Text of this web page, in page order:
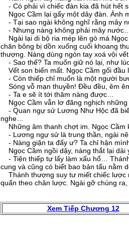
- Có phải vì chiếc đàn kia đã hút hết
Ngọc Cầm lại gẩy một dây đàn. Ánh
- Tại sao ngài không nghĩ rằng mây
- Nhưng nàng không phải mây nước…
Ngài lại di bộ ria mép lên gò má
chăn bông bị dồn xuống cuối khoang
thượng. Nàng dùng ngón tay xoá vội vết
- Sao thế? Ta muốn giữ nó lại, như
Vết son biến mất. Ngọc Cầm gối đầu
- Còn thiếp chỉ muốn là một người
Sóng vỗ mạn thuyền! Đều đều, êm
- Ta e sẽ ít tới thăm nàng được…
Ngọc Cầm vẫn lơ đãng nghịch những
- Quan ngự sử Lương Như Hộc đã
nghe…
Những âm thanh chợt im. Ngọc Cầm
- Lương ngự sử là trung thần, ngài
- Nàng giận ta đấy ư? Ta chỉ hận
Ngọc Cầm ngồi dậy, nàng thắt lại dải
- Tiện thiếp tự lấy làm xấu hổ…
cung và cũng có biết bao bản tấu nằm
Thánh thượng suy tư miết chiếc lược
quấn theo chân lược. Ngài gỡ chúng
Xem Tiếp Chương 12